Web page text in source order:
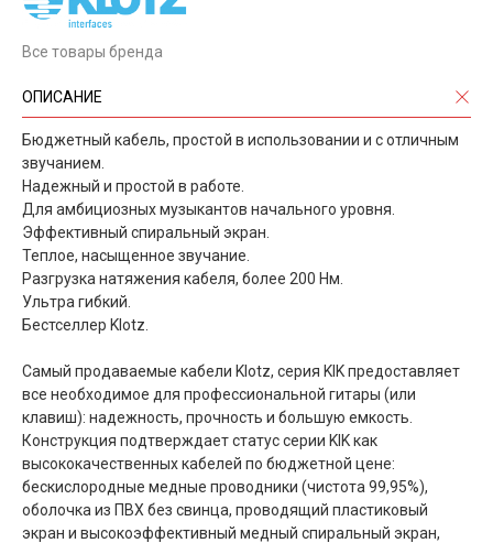
Все товары бренда
ОПИСАНИЕ
Бюджетный кабель, простой в использовании и с отличным
звучанием.
Надежный и простой в работе.
Для амбициозных музыкантов начального уровня.
Эффективный спиральный экран.
Теплое, насыщенное звучание.
Разгрузка натяжения кабеля, более 200 Нм.
Ультра гибкий.
Бестселлер Klotz.
Самый продаваемые кабели Klotz, серия KIK предоставляет
все необходимое для профессиональной гитары (или
клавиш): надежность, прочность и большую емкость.
Конструкция подтверждает статус серии KIK как
высококачественных кабелей по бюджетной цене:
бескислородные медные проводники (чистота 99,95%),
оболочка из ПВХ без свинца, проводящий пластиковый
экран и высокоэффективный медный спиральный экран,